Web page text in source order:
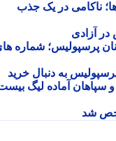
ناکامی در یک جذب
پرسپولیس؛ شماره های
به دنبال خرید
آماده لیگ بیست
شد